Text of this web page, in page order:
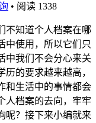
• 阅读 1338
不知道个人档案在哪
中使用，所以它们只
中我们不会分心来关
的要求越来越高，
和生活中的事情都会
人档案的去向，牢牢
呢？接下来小编就来